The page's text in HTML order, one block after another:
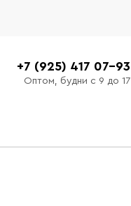
+7 (925) 417 07-93
Оптом, будни с 9 до 17